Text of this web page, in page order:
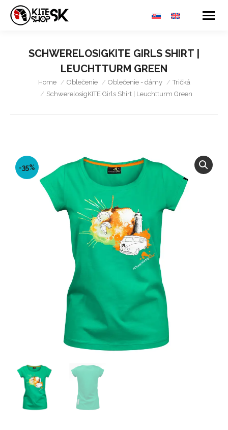
SCHWERELOSIGKITE GIRLS SHIRT |
LEUCHTTURM GREEN
You are here:
Home Oblečenie Oblečenie - dámy
Tričká
SchwerelosigKITE Girls Shirt | Leuchtturm Green
-35%